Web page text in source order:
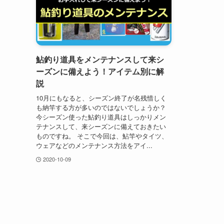
鮎釣り道具をメンテナンスして来シ
ーズンに備えよう！アイテム別に解
説
10月にもなると、シーズン終了が名残惜しく
も納竿する方が多いのではないでしょうか？
今シーズン使った鮎釣り道具はしっかりメン
テナンスして、来シーズンに備えておきたい
ものですね。 そこで今回は、鮎竿やタイツ、
ウェアなどのメンテナンス方法をアイ...
2020-10-09